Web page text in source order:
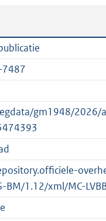
gm1948/2026/
BM/1.12/xml/MC-